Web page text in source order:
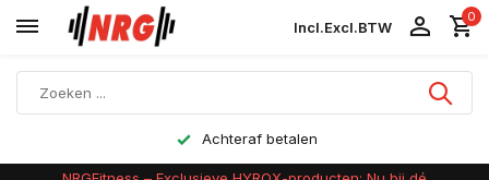
Incl.Excl.BTW
0
Achteraf betalen